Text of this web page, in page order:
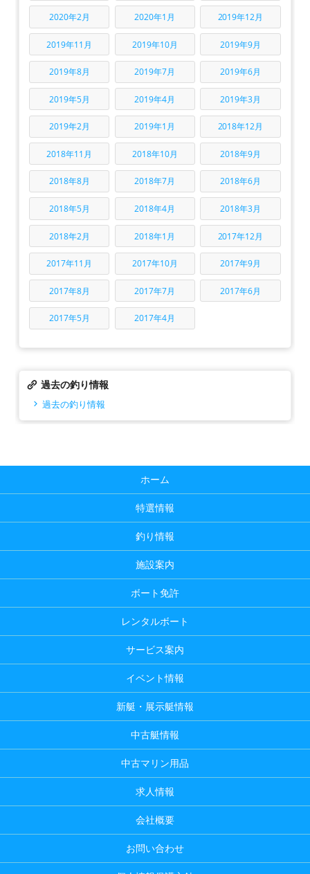
2020年2月 2020年1月 2019年12月
2019年11月 2019年10月 2019年9月
2019年8月 2019年7月 2019年6月
2019年5月 2019年4月 2019年3月
2019年2月 2019年1月 2018年12月
2018年11月 2018年10月 2018年9月
2018年8月 2018年7月 2018年6月
2018年5月 2018年4月 2018年3月
2018年2月 2018年1月 2017年12月
2017年11月 2017年10月 2017年9月
2017年8月 2017年7月 2017年6月
2017年5月 2017年4月
過去の釣り情報
過去の釣り情報
ホーム
特選情報
釣り情報
施設案内
ボート免許
レンタルボート
サービス案内
イベント情報
新艇・展示艇情報
中古艇情報
中古マリン用品
求人情報
会社概要
お問い合わせ